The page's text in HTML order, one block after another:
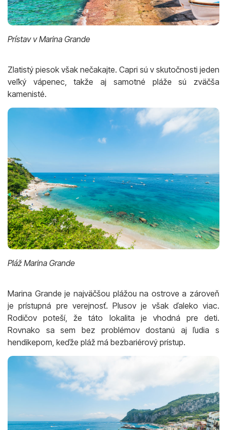
Prístav v Marina Grande
Zlatistý piesok však nečakajte. Capri sú v skutočnosti jeden
veľký vápenec, takže aj samotné pláže sú zväčša
kamenisté.
Pláž Marina Grande
Marina Grande je najväčšou plážou na ostrove a zároveň
je prístupná pre verejnosť. Plusov je však ďaleko viac.
Rodičov poteší, že táto lokalita je vhodná pre deti.
Rovnako sa sem bez problémov dostanú aj ľudia s
hendikepom, keďže pláž má bezbariérový prístup.